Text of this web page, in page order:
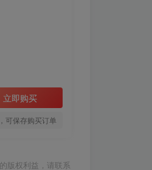
立即购买
可保存购买订单
版权利益，请联系